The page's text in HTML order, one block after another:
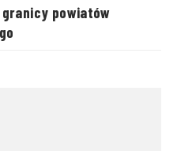
powiatów